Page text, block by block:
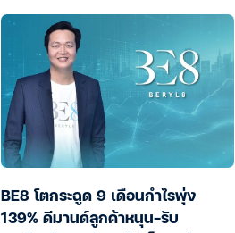
BE8 โตกระฉูด 9 เดือนกำไรพุ่ง
139% ดีมานด์ลูกค้าหนุน-รับ